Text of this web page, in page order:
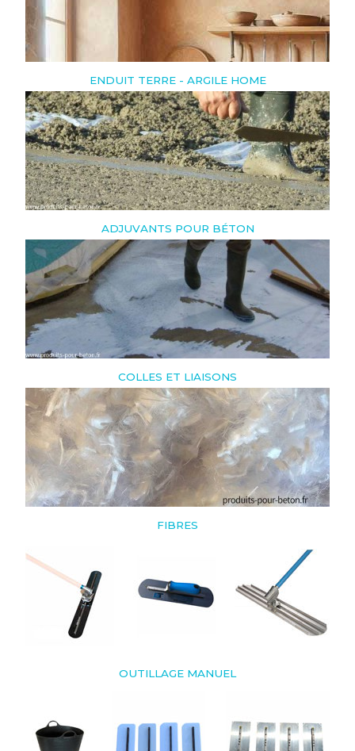
ENDUIT TERRE - ARGILE HOME
ADJUVANTS POUR BÉTON
COLLES ET LIAISONS
FIBRES
OUTILLAGE MANUEL